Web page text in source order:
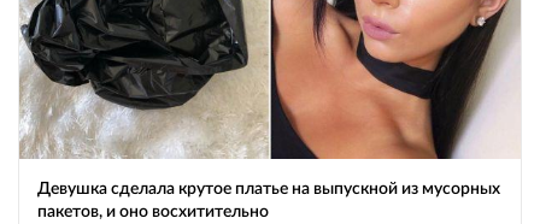
Девушка сделала крутое платье на выпускной из мусорных
пакетов, и оно восхитительно